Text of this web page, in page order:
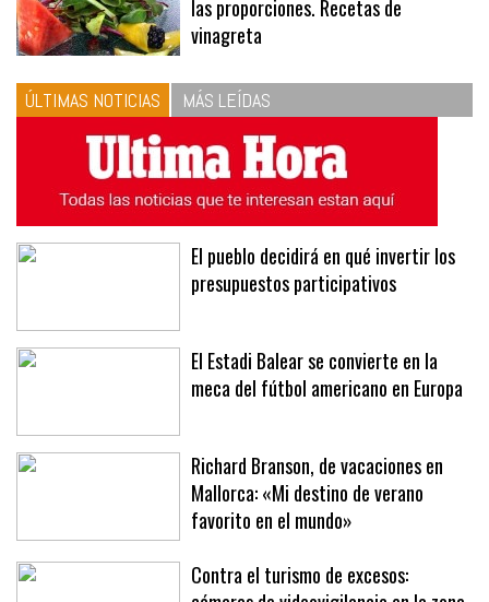
10La vinagreta perfecta: respeta
las proporciones. Recetas de
vinagreta
ÚLTIMAS NOTICIAS MÁS LEÍDAS
El pueblo decidirá en qué invertir los
El Estadi Balear se convierte en la
Richard Branson, de vacaciones en
Mallorca: «Mi destino de verano
favorito en el mundo»